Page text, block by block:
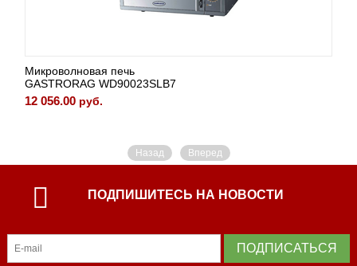
Микроволновая печь
GASTRORAG WD90023SLB7
12 056.00 руб.
Назад Вперед
ПОДПИШИТЕСЬ НА НОВОСТИ
ПОДПИСАТЬСЯ